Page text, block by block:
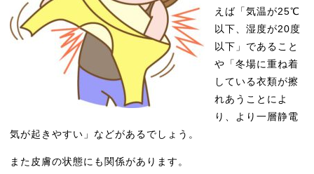
えば「気温が25℃
以下、湿度が20度
以下」であること
や「冬場に重ね着
している衣類が擦
れあうことによ
り、より一層静電
気が起きやすい」などがあるでしょう。
また皮膚の状態にも関係があります。